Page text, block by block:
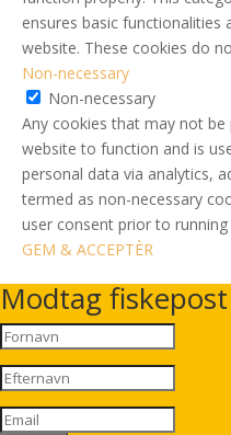
ensures basic
website. These cookies do
Non-necessary
Non-necessary
Any cookies that may not
website to function and is
personal data via analytics,
termed as non-necessary
user consent prior to
GEM & ACCEPTÈR
Modtag